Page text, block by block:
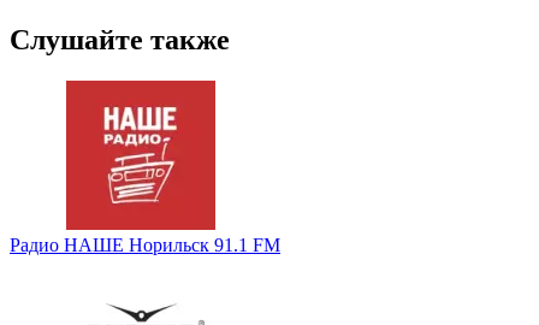
Слушайте также
Радио НАШЕ Норильск 91.1 FM